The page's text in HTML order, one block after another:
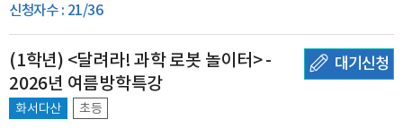
신청자수 : 21/36
(1학년) <달려라! 과학 로봇 놀이터> -
2026년 여름방학특강
화서다산 초등
대기신청